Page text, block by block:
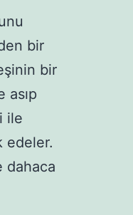
bir
bir
asıp
ile
edeler.
dahaca